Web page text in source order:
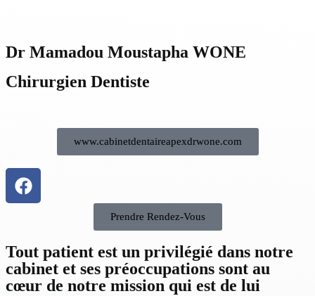
Dr Mamadou Moustapha WONE
Chirurgien Dentiste
www.cabinetdentaireapexdrwone.com
Prendre Rendez-Vous
Tout patient est un privilégié dans notre
cabinet et ses préoccupations sont au
cœur de notre mission qui est de lui